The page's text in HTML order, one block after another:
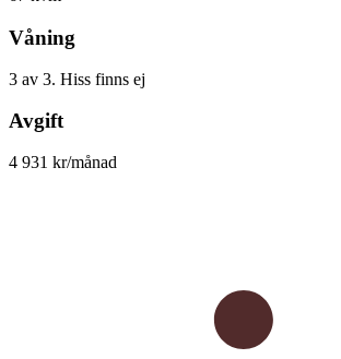
Våning
3 av 3. Hiss finns ej
Avgift
4 931 kr/månad